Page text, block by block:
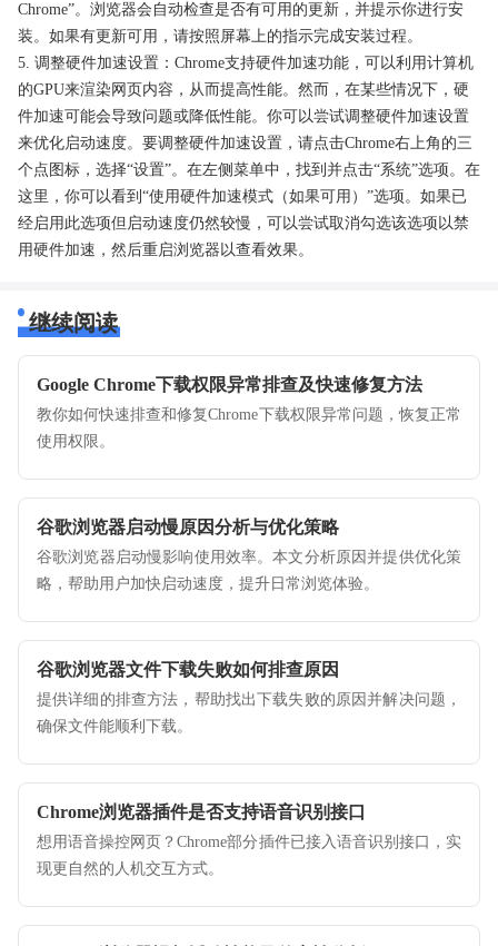
Chrome”。浏览器会自动检查是否有可用的更新，并提示你进行安
装。如果有更新可用，请按照屏幕上的指示完成安装过程。
5. 调整硬件加速设置：Chrome支持硬件加速功能，可以利用计算机
的GPU来渲染网页内容，从而提高性能。然而，在某些情况下，硬
件加速可能会导致问题或降低性能。你可以尝试调整硬件加速设置
来优化启动速度。要调整硬件加速设置，请点击Chrome右上角的三
个点图标，选择“设置”。在左侧菜单中，找到并点击“系统”选项。在
这里，你可以看到“使用硬件加速模式（如果可用）”选项。如果已
经启用此选项但启动速度仍然较慢，可以尝试取消勾选该选项以禁
用硬件加速，然后重启浏览器以查看效果。
继续阅读
Google Chrome下载权限异常排查及快速修复方法
教你如何快速排查和修复Chrome下载权限异常问题，恢复正常
使用权限。
谷歌浏览器启动慢原因分析与优化策略
谷歌浏览器启动慢影响使用效率。本文分析原因并提供优化策
略，帮助用户加快启动速度，提升日常浏览体验。
谷歌浏览器文件下载失败如何排查原因
提供详细的排查方法，帮助找出下载失败的原因并解决问题，
确保文件能顺利下载。
Chrome浏览器插件是否支持语音识别接口
想用语音操控网页？Chrome部分插件已接入语音识别接口，实
现更自然的人机交互方式。